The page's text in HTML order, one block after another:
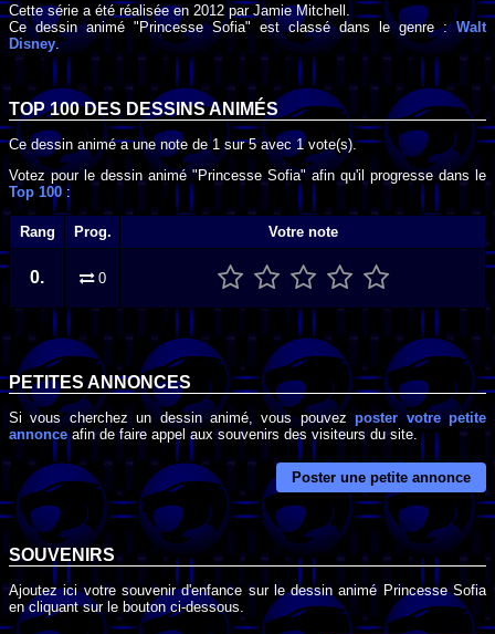
Cette série a été réalisée en 2012par Jamie Mitchell .
Ce dessin animé "Princesse Sofia" est classé dans le genre :Walt
Disney.
TOP 100 DES DESSINS ANIMÉS
Ce dessin animé a une note de1 sur5avec 1vote(s).
Votez pour le dessin animé "Princesse Sofia" afin qu'il progresse dans le
Top 100 :
Rang Prog. Votre note
0. 0
PETITES ANNONCES
Si vous cherchez un dessin animé, vous pouvezposter votre petite
annonceafin de faire appel aux souvenirs des visiteurs du site.
Poster une petite annonce
SOUVENIRS
Ajoutez ici votre souvenir d'enfance sur le dessin animé Princesse Sofia
en cliquant sur le bouton ci-dessous.